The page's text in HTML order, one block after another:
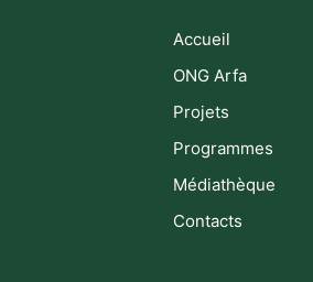
Accueil
ONG Arfa
Projets
Programmes
Médiathèque
Contacts